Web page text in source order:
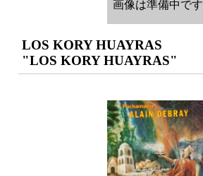
画像は準備中です
LOS KORY HUAYRAS
"LOS KORY HUAYRAS"